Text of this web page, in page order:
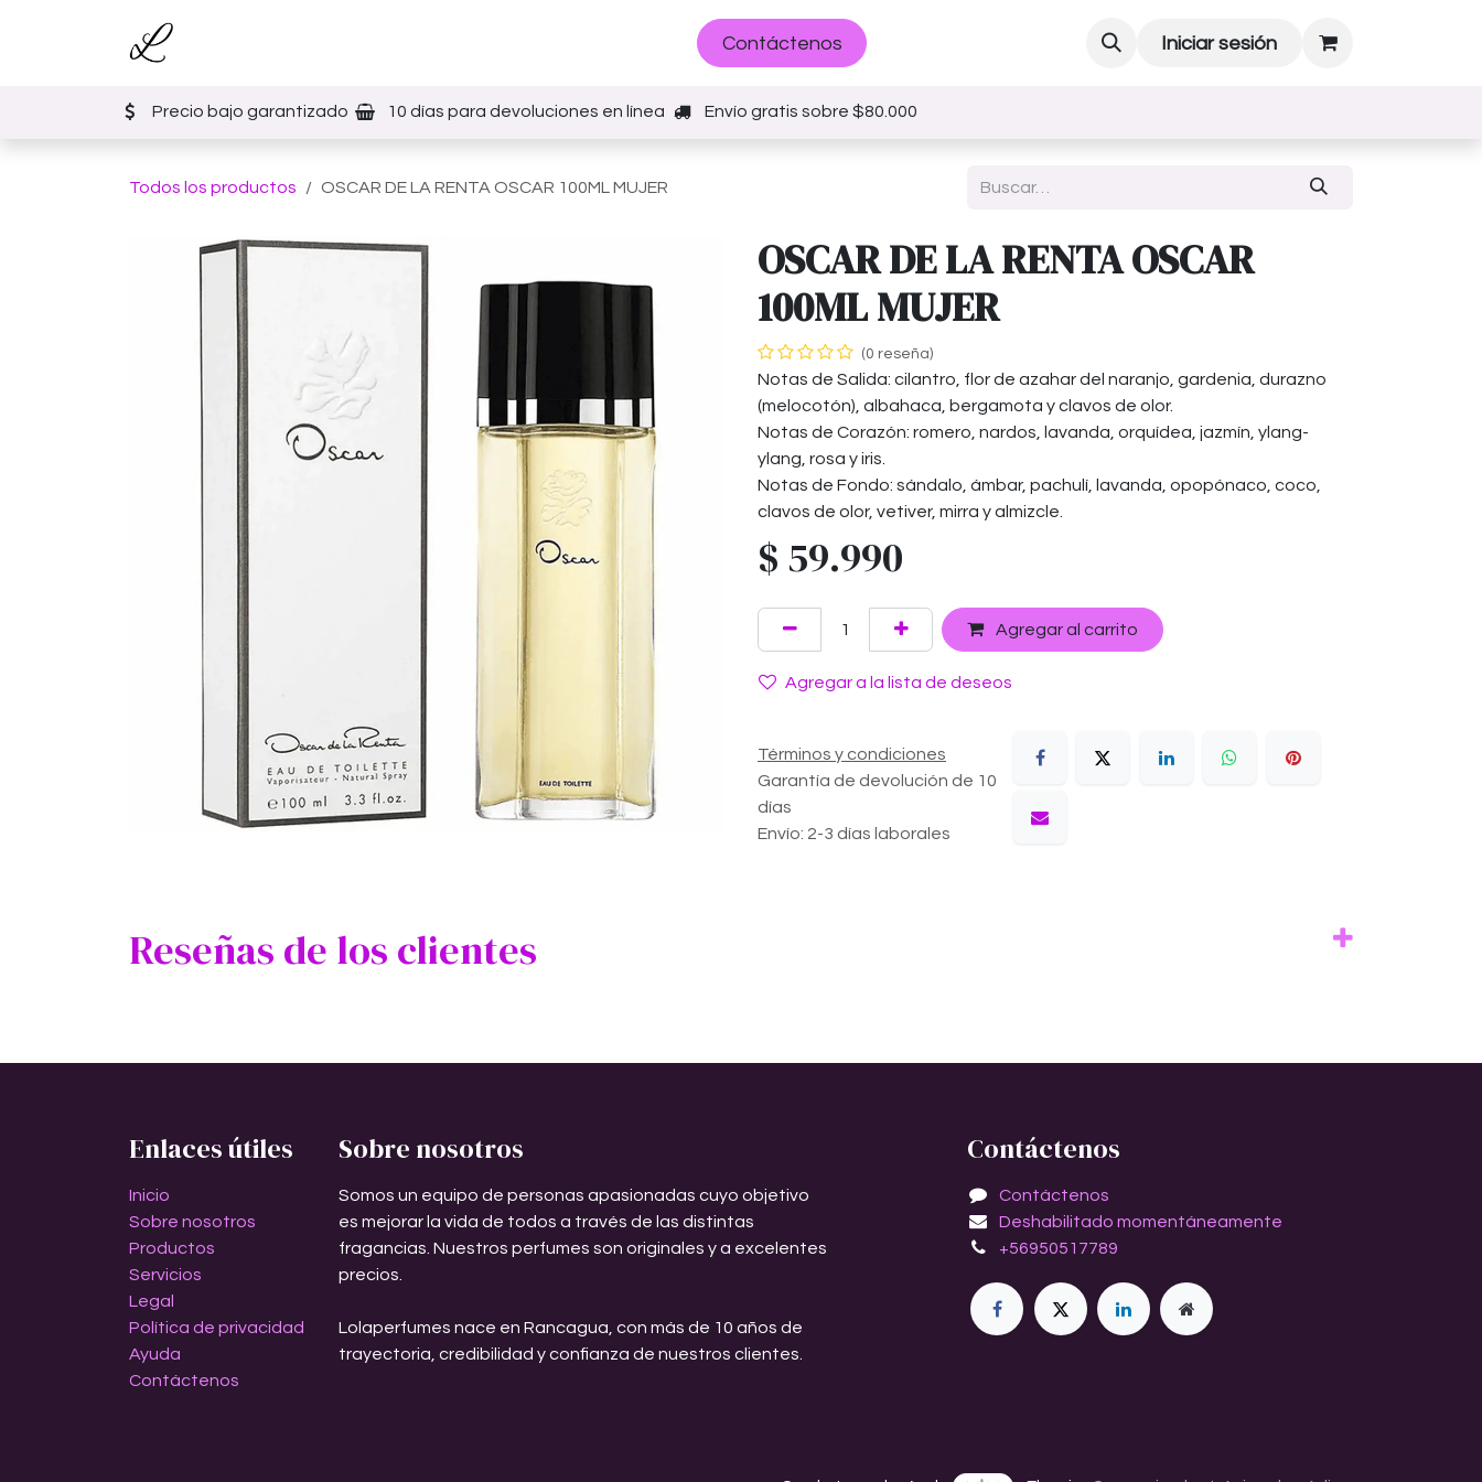
Contáctenos Iniciar sesión
Precio bajo garantizado 10 días para devoluciones en línea Envío gratis sobre $80.000
Todos los productos OSCAR DE LA RENTA OSCAR 100ML MUJER
OSCAR DE LA RENTA OSCAR
100ML MUJER
(0 reseña)
Notas de Salida: cilantro, flor de azahar del naranjo, gardenia, durazno
(melocotón), albahaca, bergamota y clavos de olor.
Notas de Corazón: romero, nardos, lavanda, orquídea, jazmín, ylang-
ylang, rosa y iris.
Notas de Fondo: sándalo, ámbar, pachulí, lavanda, opopónaco, coco,
clavos de olor, vetiver, mirra y almizcle.
$ 59.990
Agregar al carrito
Agregar a la lista de deseos
Términos y condiciones
Garantía de devolución de 10
días
Envío: 2-3 días laborales
Reseñas de los clientes
Enlaces útiles
Inicio
Sobre nosotros
Productos
Servicios
Legal
Política de privacidad
Ayuda
Contáctenos
Sobre nosotros
Somos un equipo de personas apasionadas cuyo objetivo
es mejorar la vida de todos a través de las distintas
fragancias. Nuestros perfumes son originales y a excelentes
precios.
Lolaperfumes nace en Rancagua, con más de 10 años de
trayectoria, credibilidad y confianza de nuestros clientes.
Contáctenos
Contáctenos
Deshabilitado momentáneamente
+56950517789